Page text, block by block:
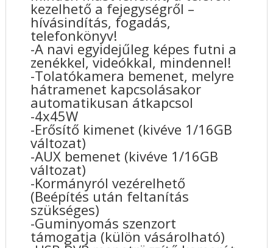
kezelhető a fejegységről –
hívásindítás, fogadás,
telefonkönyv!
-A navi egyidejűleg képes futni a
zenékkel, videókkal, mindennel!
-Tolatókamera bemenet, melyre
hátramenet kapcsolásakor
automatikusan átkapcsol
-4x45W
-Erősítő kimenet (kivéve 1/16GB
változat)
-AUX bemenet (kivéve 1/16GB
változat)
-Kormányról vezérelhető
(Beépítés után feltanítás
szükséges)
-Guminyomás szenzort
támogatja (külön vásárolható)